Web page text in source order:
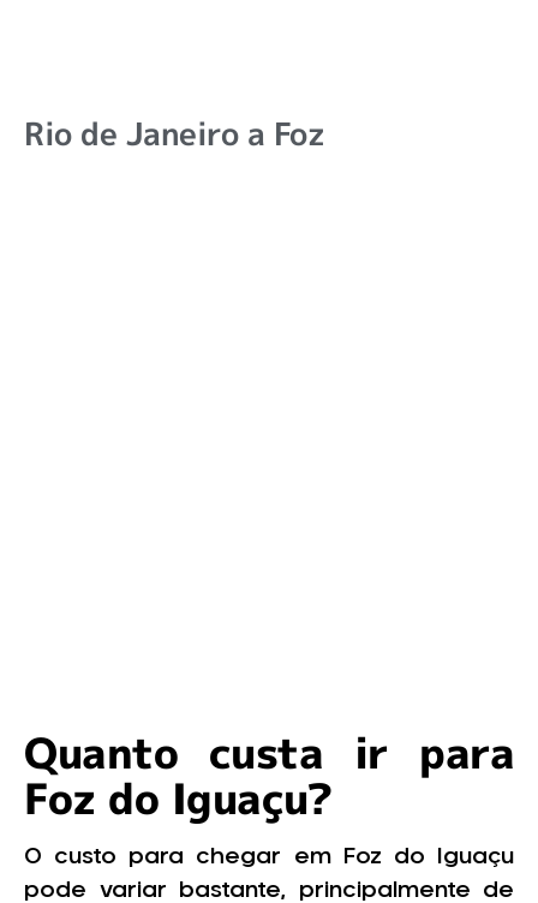
Rio de Janeiro a Foz
Quanto custa ir para
Foz do Iguaçu?
O custo para chegar em Foz do Iguaçu
pode variar bastante, principalmente de